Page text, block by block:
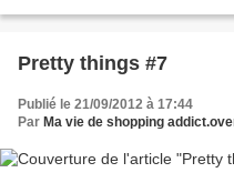
Pretty things #7
Publié le 21/09/2012 à 17:44
Par Ma vie de shopping